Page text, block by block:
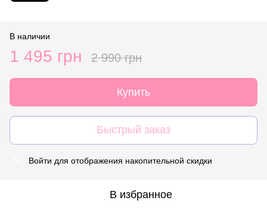
В наличии
1 495 грн 2 990 грн
Купить
Быстрый заказ
Войти для отображения накопительной скидки
В избранное